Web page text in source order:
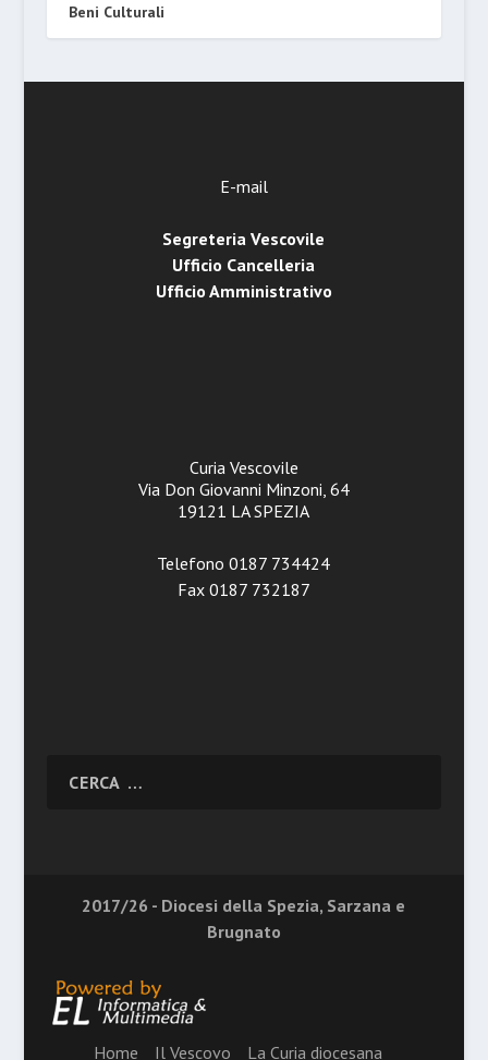
Beni Culturali
E-mail
Segreteria Vescovile
Ufficio Cancelleria
Ufficio Amministrativo
Curia Vescovile
Via Don Giovanni Minzoni, 64
19121 LA SPEZIA
Telefono 0187 734424
Fax 0187 732187
2017/26 - Diocesi della Spezia, Sarzana e
Brugnato
Home Il Vescovo La Curia diocesana